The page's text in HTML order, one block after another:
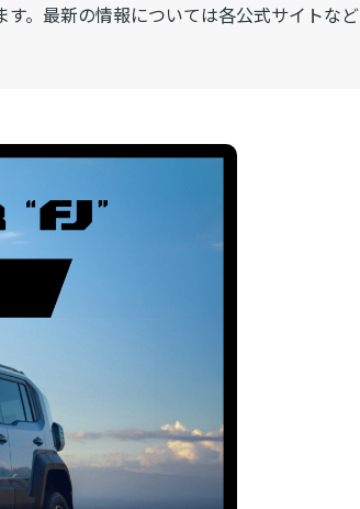
。最新の情報については各公式サイトなど